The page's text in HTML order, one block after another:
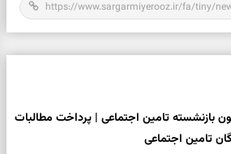
برای ۵ میلیون بازنشسته تامین اجتماعی | پرداخت مطالبات
تامین اجتماعی